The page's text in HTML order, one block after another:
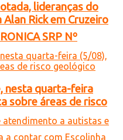
SRP Nº
lideranças do
Rick em Cruzeiro
nesta quarta-feira
sobre áreas de risco